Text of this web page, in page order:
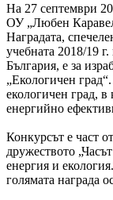
На 27 септември
ОУ „Любен
Наградата,
учебната 2018/19
България, е за
„Екологичен
екологичен град, в
енергийно
Конкурсът е част
дружеството
енергия и
голямата награда